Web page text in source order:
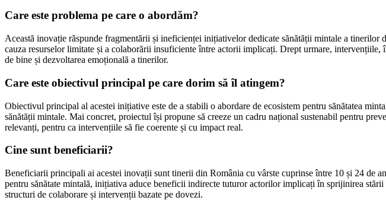
Care este problema pe care o abordăm?
Această inovație răspunde fragmentării și ineficienței inițiativelor dedicate sănătății mintale a
cauza resurselor limitate și a colaborării insuficiente între actorii implicați. Drept urmare,
de bine și dezvoltarea emoțională a tinerilor.
Care este obiectivul principal pe care dorim să îl atingem?
Obiectivul principal al acestei inițiative este de a stabili o abordare de ecosistem pentru sănătatea
sănătății mintale. Mai concret, proiectul își propune să creeze un cadru național sustenabil pentru
relevanți, pentru ca intervențiile să fie coerente și cu impact real.
Cine sunt beneficiarii?
Beneficiarii principali ai acestei inovații sunt tinerii din România cu vârste cuprinse între 10 și 24 de
pentru sănătate mintală, inițiativa aduce beneficii indirecte tuturor actorilor implicați în sprijinirea
structuri de colaborare și intervenții bazate pe dovezi.